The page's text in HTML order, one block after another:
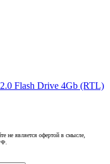
Flash Drive 4Gb (RTL)
не является офертой в смысле,